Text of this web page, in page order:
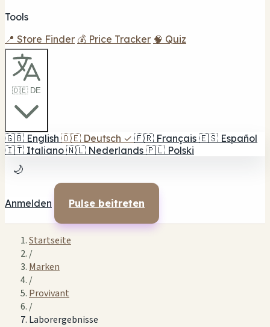
Tools
📍 Store Finder 💰 Price Tracker 🧠 Quiz
🇩🇪 DE
🇬🇧 English 🇩🇪 Deutsch ✓ 🇫🇷 Français 🇪🇸 Español
🇮🇹 Italiano 🇳🇱 Nederlands 🇵🇱 Polski
🌙
Anmelden Pulse beitreten
Startseite
/
Marken
/
Provivant
/
Laborergebnisse